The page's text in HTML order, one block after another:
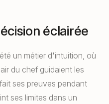
éclairée
un métier d'intuition, où
du chef guidaient les
ses preuves pendant
ses limites dans un